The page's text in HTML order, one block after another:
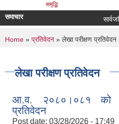
समृद्धि
समाचार
You are here
Home » प्रतिवेदन » लेखा परीक्षण प्रतिवेदन
लेखा परीक्षण प्रतिवेदन
आ.व. २०८०।०८१ को
प्रतिवेदन
Post date: 03/28/2026 - 17:49